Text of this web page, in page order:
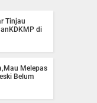
Tinjau
di
Melepas
Belum